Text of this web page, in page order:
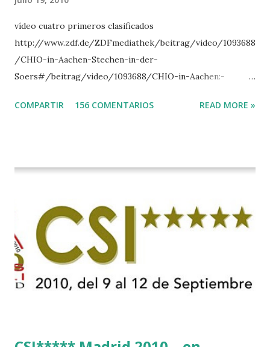
vídeo cuatro primeros clasificados
http://www.zdf.de/ZDFmediathek/beitrag/video/1093688
/CHIO-in-Aachen-Stechen-in-der-
Soers#/beitrag/video/1093688/CHIO-in-Aachen:-
COMPARTIR 156 COMENTARIOS READ MORE »